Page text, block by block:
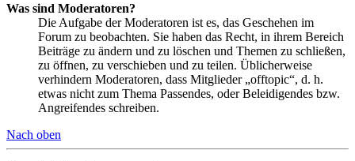
Was sind Moderatoren?
Die Aufgabe der Moderatoren ist es, das Geschehen im
Forum zu beobachten. Sie haben das Recht, in ihrem Bereich
Beiträge zu ändern und zu löschen und Themen zu schließen,
zu öffnen, zu verschieben und zu teilen. Üblicherweise
verhindern Moderatoren, dass Mitglieder „offtopic“, d. h.
etwas nicht zum Thema Passendes, oder Beleidigendes bzw.
Angreifendes schreiben.
Nach oben